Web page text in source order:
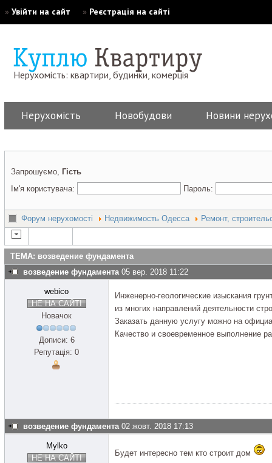
» Увійти на сайт » Реєстрація на сайті
Нерухомість: квартири, будинки, комерція
Нерухомість Новобудови Новини
Запрошуємо, Гість
Ім'я користувача:
Пароль:
Форум нерухомості Недвижимость Одесса Ремонт,
ТЕМА: возведение фундамента
возведение фундамента 05 вер. 2018 11:22
webico
НЕ НА САЙТІ
Новачок
Дописи: 6
Репутація: 0
Инженерно-геологические изыскания
из многих направлений деятельности
Заказать данную услугу можно на
Качество и своевременное выполнение
возведение фундамента 02 жовт. 2018 17:13
Mylko
НЕ НА САЙТІ
Будет интересно тем кто строит дом